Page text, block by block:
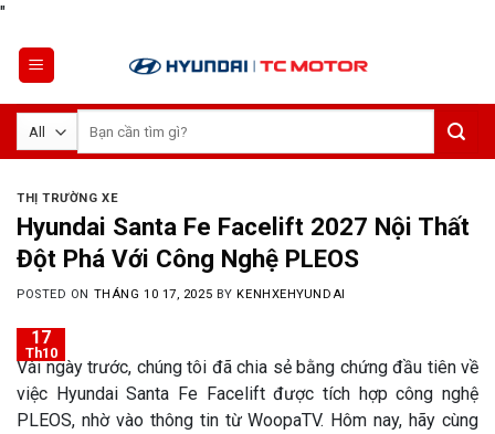
"Skip
content
kiếm:
THỊ TRƯỜNG XE
Hyundai Santa Fe Facelift 2027 Nội Thất
Đột Phá Với Công Nghệ PLEOS
POSTED ON THÁNG 10 17, 2025 BYKENHXEHYUNDAI
17
Th10
Vài ngày trước, chúng tôi đã chia sẻ bằng chứng đầu tiên về
việc Hyundai Santa Fe Facelift được tích hợp công nghệ
PLEOS, nhờ vào thông tin từ WoopaTV. Hôm nay, hãy cùng